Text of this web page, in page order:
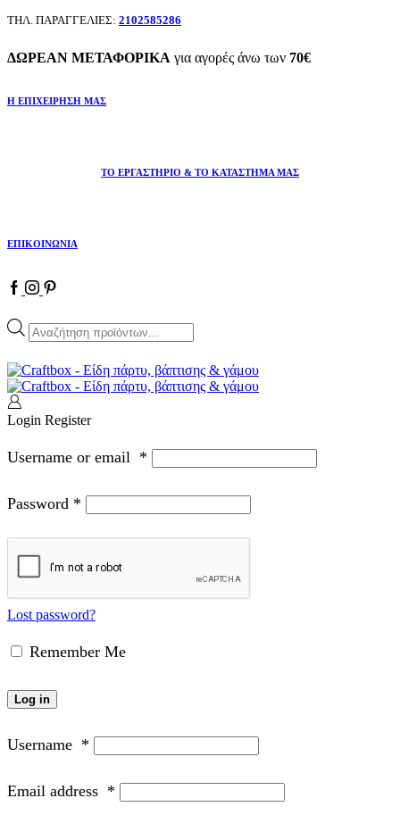
ΤΗΛ. ΠΑΡΑΓΓΕΛΙΕΣ: 2102585286
ΔΩΡΕΑΝ ΜΕΤΑΦΟΡΙΚΑ για αγορές άνω των 70€
Η ΕΠΙΧΕΙΡΗΣΗ ΜΑΣ
ΤΟ ΕΡΓΑΣΤΗΡΙΟ & ΤΟ ΚΑΤΑΣΤΗΜΑ ΜΑΣ
ΕΠΙΚΟΙΝΩΝΙΑ
Facebook
Instagram
Pinterest
Products
search
Login Register
Username or email *
Password *
Lost password?
Remember Me
Log in
Username *
Email address *